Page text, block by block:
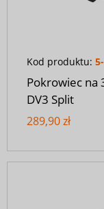
Kod produktu:
Pokrowiec na
DV3 Split
289,90 zł